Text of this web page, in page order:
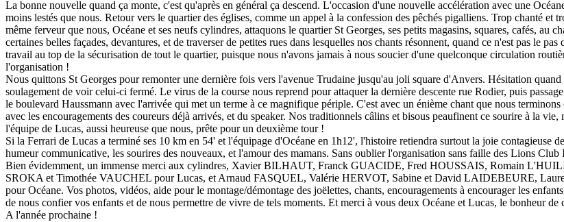
La bonne nouvelle quand ça monte, c'est qu'après en général ça descend. L'occasion d'une nouvelle accélération avec une
moins lestés que nous. Retour vers le quartier des églises, comme un appel à la confession des pêchés pigalliens. Trop chanté
même ferveur que nous, Océane et ses neufs cylindres, attaquons le quartier St Georges, ses petits magasins, squares, cafés,
certaines belles façades, devantures, et de traverser de petites rues dans lesquelles nos chants résonnent, quand ce n'est pas le
travail au top de la sécurisation de tout le quartier, puisque nous n'avons jamais à nous soucier d'une quelconque circulation
l'organisation !
Nous quittons St Georges pour remonter une dernière fois vers l'avenue Trudaine jusqu'au joli square d'Anvers. Hésitation
soulagement de voir celui-ci fermé. Le virus de la course nous reprend pour attaquer la dernière descente rue Rodier, puis
le boulevard Haussmann avec l'arrivée qui met un terme à ce magnifique périple. C'est avec un énième chant que nous
avec les encouragements des coureurs déjà arrivés, et du speaker. Nos traditionnels câlins et bisous peaufinent ce sourire à la
l'équipe de Lucas, aussi heureuse que nous, prête pour un deuxième tour !
Si la Ferrari de Lucas a terminé ses 10 km en 54' et l'équipage d'Océane en 1h12', l'histoire retiendra surtout la joie contagieuse
humeur communicative, les sourires des nouveaux, et l'amour des mamans. Sans oublier l'organisation sans faille des Lions
Bien évidemment, un immense merci aux cylindres, Xavier BILHAUT, Franck GUACIDE, Fred HOUSSAIS, Romain
SROKA et Timothée VAUCHEL pour Lucas, et Arnaud FASQUEL, Valérie HERVOT, Sabine et David LAIDEBEURE,
pour Océane. Vos photos, vidéos, aide pour le montage/démontage des joëlettes, chants, encouragements à encourager les
de nous confier vos enfants et de nous permettre de vivre de tels moments. Et merci à vous deux Océane et Lucas, le bonheur
A l'année prochaine !